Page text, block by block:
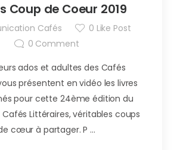
Coup de Coeur 2019
Cafés 0 Like Post
0 Comment
ados et adultes des Cafés
présentent en vidéo les livres
pour cette 24ème édition du
Cafés Littéraires, véritables coups
cœur à partager. P ...